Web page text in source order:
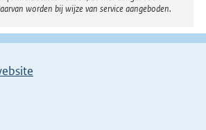
worden bij wijze van service aangeboden.